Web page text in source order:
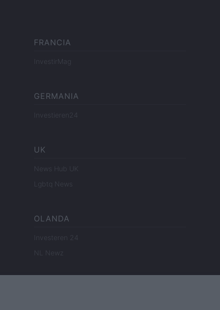
FRANCIA
InvestirMag
GERMANIA
Investieren24
UK
News Hub UK
Lgbtq News
OLANDA
Investeren 24
NL Newz